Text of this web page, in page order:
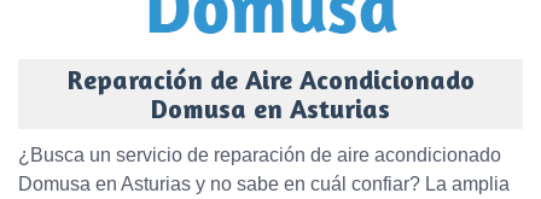
Reparación de Aire Acondicionado
Domusa en Asturias
¿Busca un servicio de reparación de aire acondicionado
Domusa en Asturias y no sabe en cuál confiar? La amplia